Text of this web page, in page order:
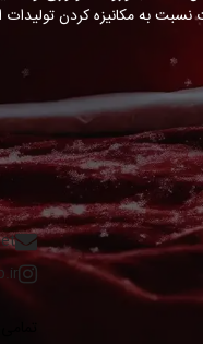
به مکانیزه کردن تولیدات